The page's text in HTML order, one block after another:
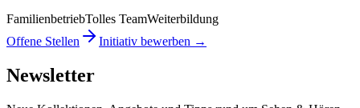
FamilienbetriebTolles TeamWeiterbildung
Offene Stellen
Initiativ bewerben →
Newsletter